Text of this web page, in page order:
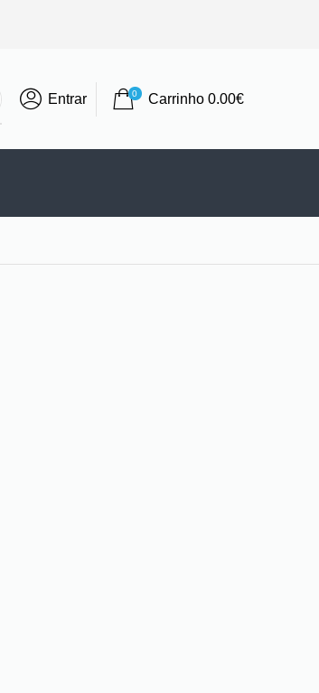
Entrar 0 Carrinho0.00€